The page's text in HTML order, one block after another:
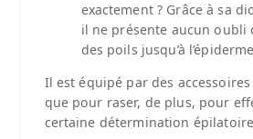
exactement ? Grâce à sa
il ne présente aucun oubli
des poils jusqu’à
Il est équipé par des
que pour raser, de plus, pour
certaine détermination